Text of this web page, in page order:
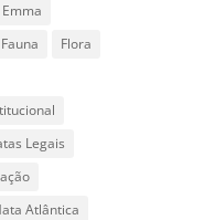
Fauna
Flora
Legais
Atlântica